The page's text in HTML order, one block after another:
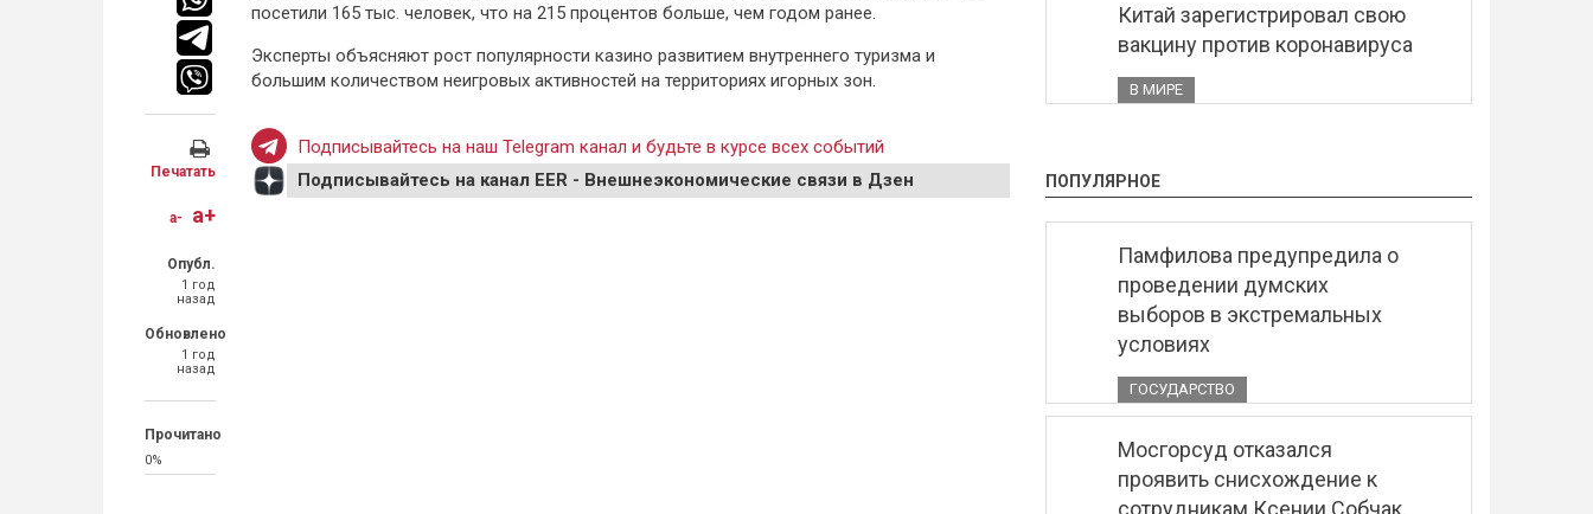
Печатать
a- a+
Опубл.
1 год
назад
Обновлено
1 год
назад
Прочитано
0%
посетили 165 тыс. человек, что на 215 процентов больше, чем годом ранее.
Эксперты объясняют рост популярности казино развитием внутреннего туризма и
большим количеством неигровых активностей на территориях игорных зон.
Подписывайтесь на наш Telegram канал и будьте в курсе всех событий
Подписывайтесь на канал EER - Внешнеэкономические связи в Дзен
Китай зарегистрировал свою
вакцину против коронавируса
В МИРЕ
ПОПУЛЯРНОЕ
Памфилова предупредила о
проведении думских
выборов в экстремальных
условиях
ГОСУДАРСТВО
Мосгорсуд отказался
проявить снисхождение к
сотрудникам Ксении Собчак,